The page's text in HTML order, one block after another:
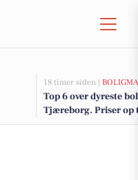
18 timer siden |
Top 6 over dyreste
Tjæreborg. Priser op